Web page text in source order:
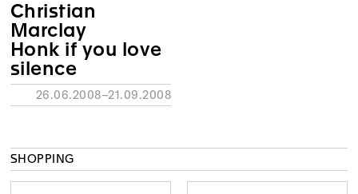
Christian
Marclay
Honk if you love
silence
26.06.2008–21.09.2008
SHOPPING